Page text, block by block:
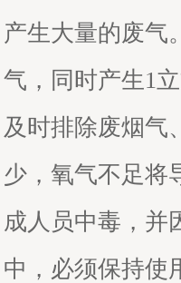
产生大量的废气
气，同时产生1
及时排除废烟气
少，氧气不足将
成人员中毒，并
中，必须保持使